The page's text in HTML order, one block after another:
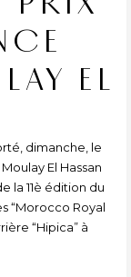
EL
dimanche, le
El Hassan
la 11è édition du
“Morocco Royal
“Hipica” à